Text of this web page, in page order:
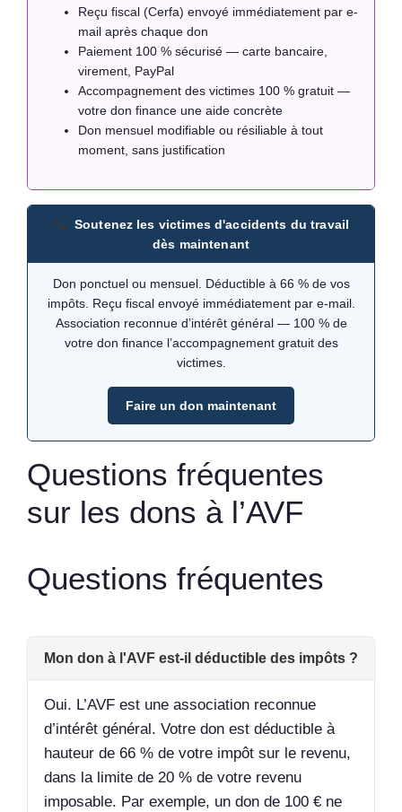
Reçu fiscal (Cerfa) envoyé immédiatement par e-
mail après chaque don
Paiement 100 % sécurisé — carte bancaire,
virement, PayPal
Accompagnement des victimes 100 % gratuit —
votre don finance une aide concrète
Don mensuel modifiable ou résiliable à tout
moment, sans justification
Soutenez les victimes d'accidents du travail
dès maintenant
Don ponctuel ou mensuel. Déductible à 66 % de vos
impôts. Reçu fiscal envoyé immédiatement par e-mail.
Association reconnue d’intérêt général — 100 % de
votre don finance l’accompagnement gratuit des
victimes.
Faire un don maintenant
Questions fréquentes
sur les dons à l’AVF
Questions fréquentes
Mon don à l'AVF est-il déductible des impôts ?
Oui. L’AVF est une association reconnue
d’intérêt général. Votre don est déductible à
hauteur de 66 % de votre impôt sur le revenu,
dans la limite de 20 % de votre revenu
imposable. Par exemple, un don de 100 € ne